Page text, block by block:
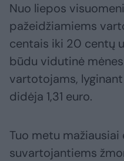
Nuo liepos
pažeidžiamiems
centais iki 20 centų
būdu vidutinė
vartotojams,
didėja 1,31 euro.
Tuo metu mažiausiai
suvartojantiems